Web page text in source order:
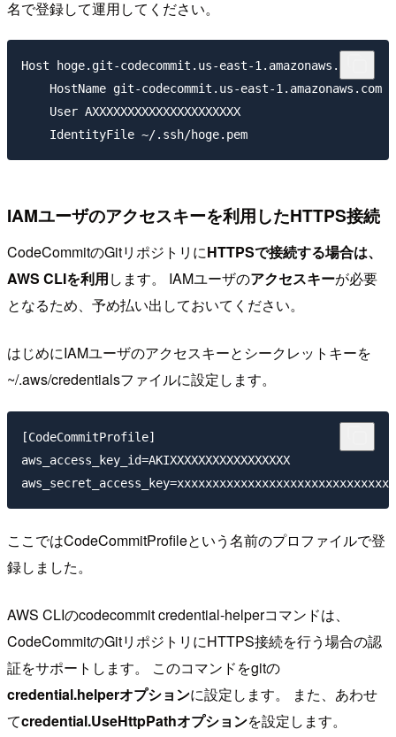
名で登録して運用してください。
Host hoge.git-codecommit.us-east-1.amazonaws.com
    HostName git-codecommit.us-east-1.amazonaws.com
    User AXXXXXXXXXXXXXXXXXXXXX
IAMユーザのアクセスキーを利用したHTTPS接続
CodeCommitのGitリポジトリにHTTPSで接続する場合は、
AWS CLIを利用します。 IAMユーザのアクセスキーが必要
となるため、予め払い出しておいてください。
はじめにIAMユーザのアクセスキーとシークレットキーを
~/.aws/credentialsファイルに設定します。
[CodeCommitProfile]
aws_access_key_id=AKIXXXXXXXXXXXXXXXXX
ここではCodeCommitProfileという名前のプロファイルで登
録しました。
AWS CLIのcodecommit credential-helperコマンドは、
CodeCommitのGitリポジトリにHTTPS接続を行う場合の認
証をサポートします。 このコマンドをgitの
credential.helperオプションに設定します。 また、あわせ
てcredential.UseHttpPathオプションを設定します。